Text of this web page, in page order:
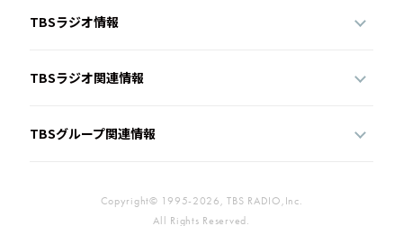
TBSラジオ情報
TBSラジオ関連情報
TBSグループ関連情報
Copyright© 1995-2026, TBS RADIO,Inc.
All Rights Reserved.